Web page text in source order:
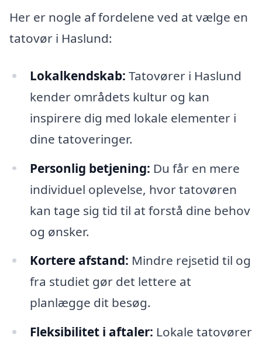
Her er nogle af fordelene ved at vælge en
tatovør i Haslund:
Lokalkendskab: Tatovører i Haslund
kender områdets kultur og kan
inspirere dig med lokale elementer i
dine tatoveringer.
Personlig betjening: Du får en mere
individuel oplevelse, hvor tatovøren
kan tage sig tid til at forstå dine behov
og ønsker.
Kortere afstand: Mindre rejsetid til og
fra studiet gør det lettere at
planlægge dit besøg.
Fleksibilitet i aftaler: Lokale tatovører